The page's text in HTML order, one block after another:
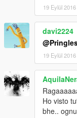
19 Eylül
davi2224
19 Eylül
Ho visto
bhe..